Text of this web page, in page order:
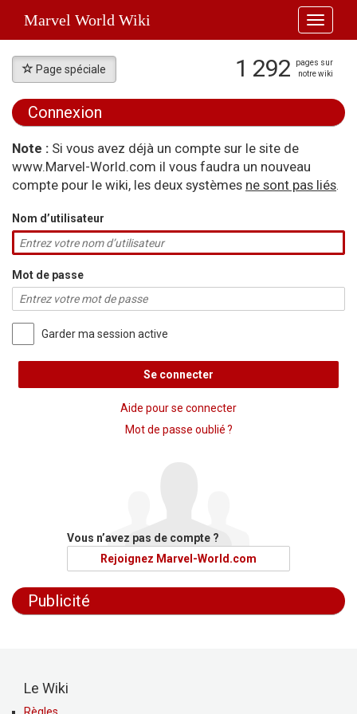
Toggle
Marvel World Wiki
Page spéciale 1 292
pages sur
notre wiki
Connexion
Note : Si vous avez déjà un compte sur le site de
www.Marvel-World.com il vous faudra un nouveau
compte pour le wiki, les deux systèmes ne sont pas liés.
Nom d’utilisateur
Mot de passe
Garder ma session active
Se connecter
Aide pour se connecter
Mot de passe oublié ?
Vous n’avez pas de compte ?
Rejoignez Marvel-World.com
Publicité
Le Wiki